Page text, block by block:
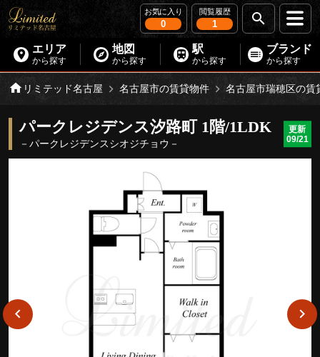
お気に入り
0
閲覧履歴
1
エリア
から探す
地図
から探す
駅
から探す
ブランド
から探す
リミテッド名古屋 名古屋市の賃貸物件 名古屋市瑞穂区の賃
パークレジデンス汐路町 1階/1LDK
－パークレジデンスシオジチョウ－
更新
09/21